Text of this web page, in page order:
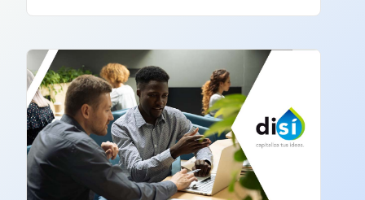
Lo usamos solo para validar tu identidad fiscal — nunca lo compartimos con
Código Postal
Dirección de la empresa: Calle
Núm. Ext./Int.